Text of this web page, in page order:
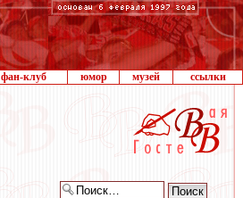
фан-клуб юмор музей ссылки